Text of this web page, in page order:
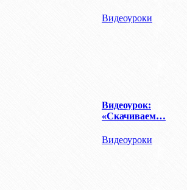
Видеоуроки
Видеоурок:
«Скачиваем…
Видеоуроки